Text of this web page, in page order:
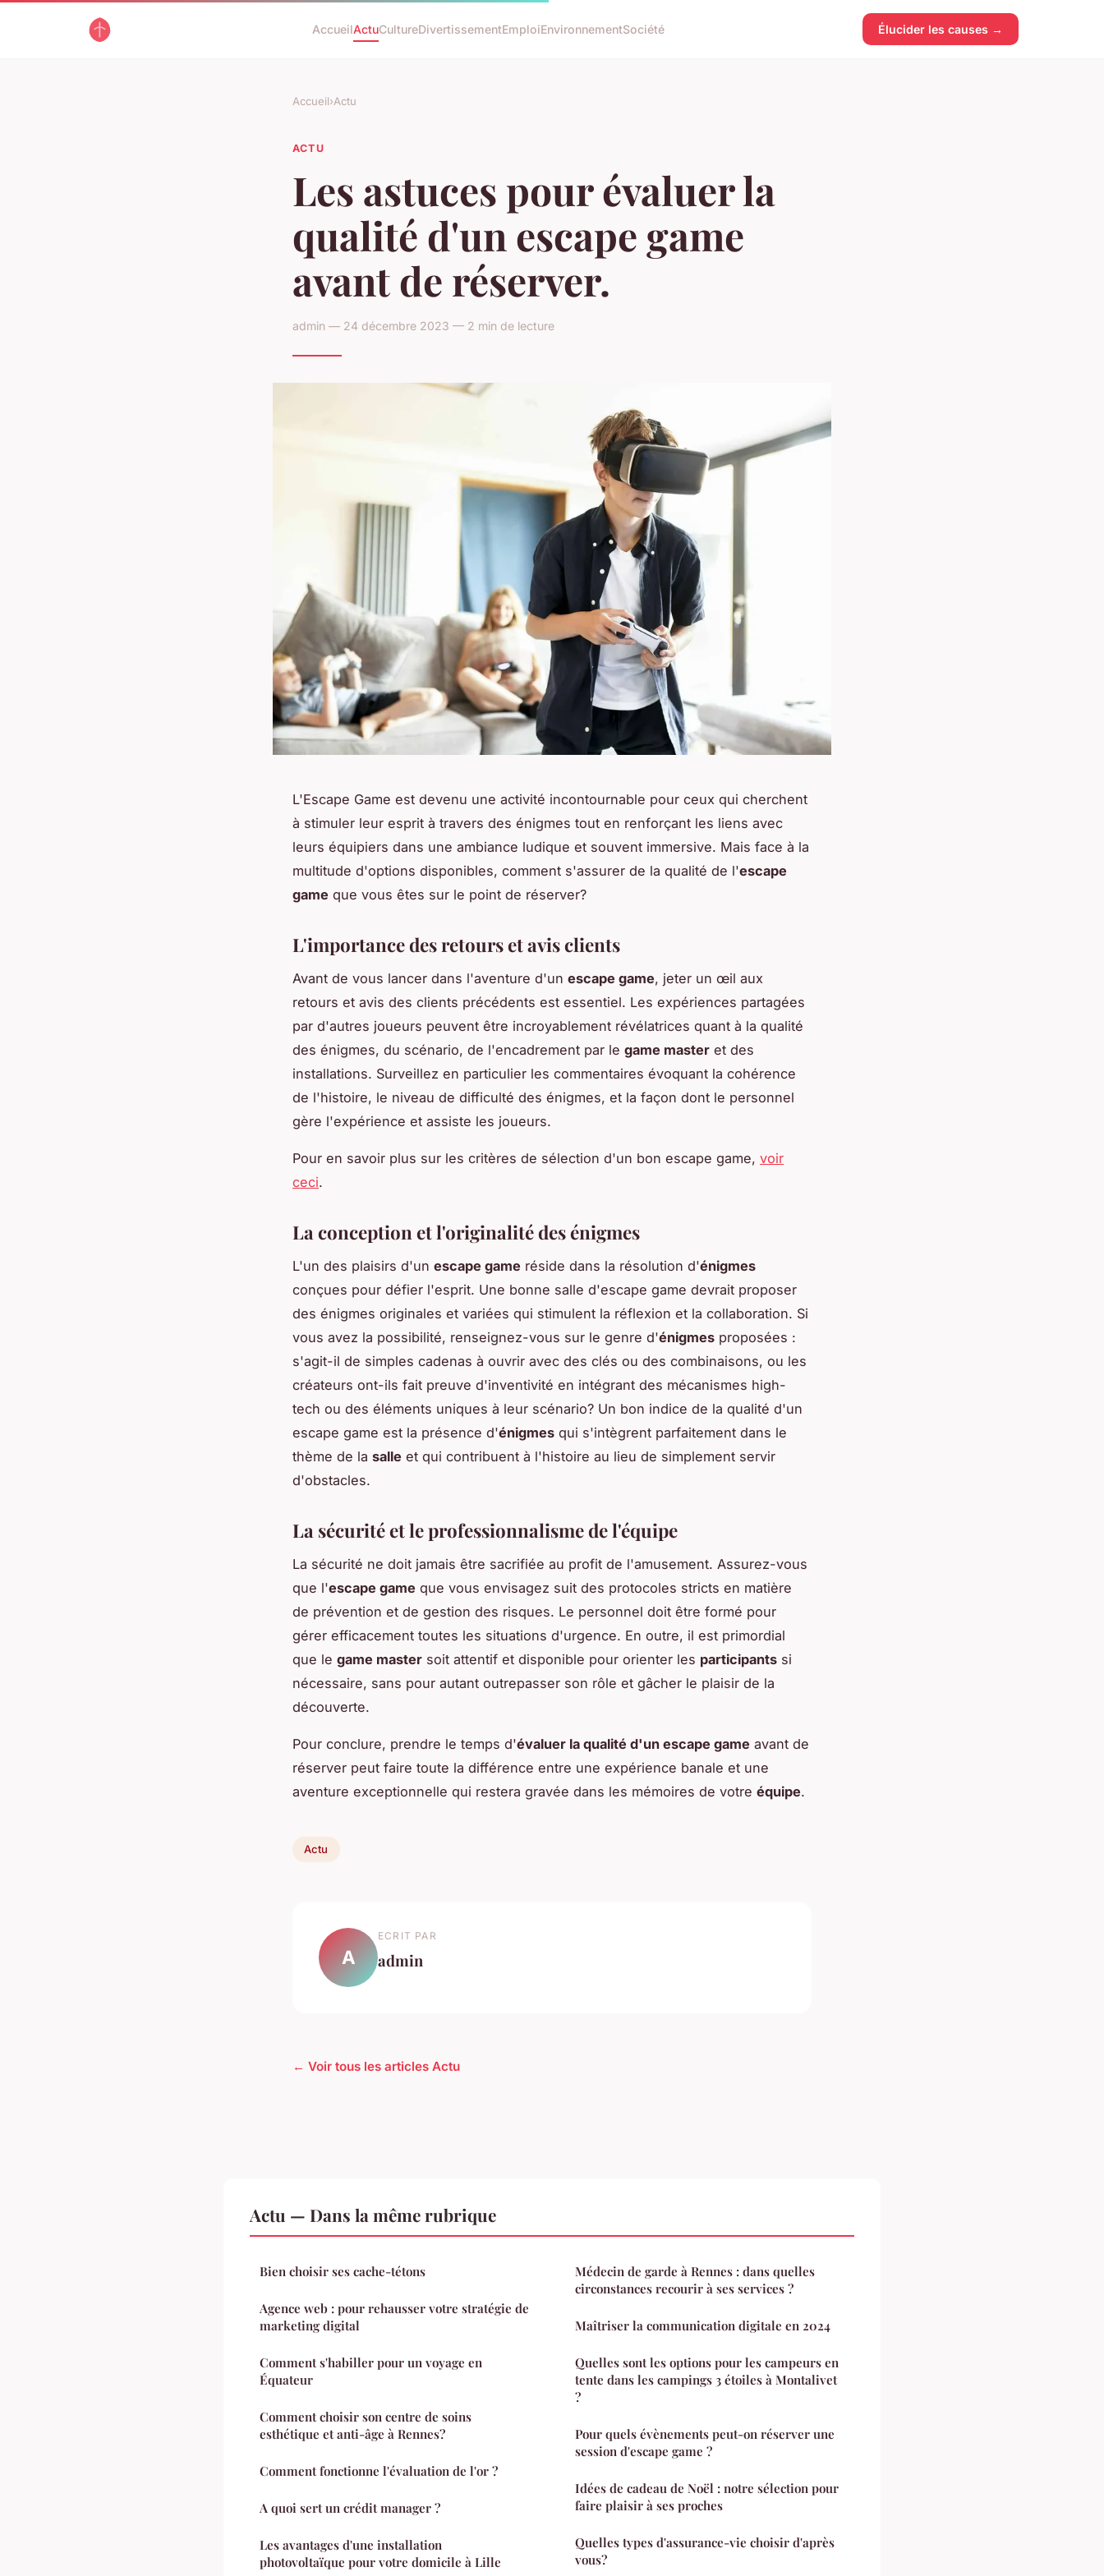
AccueilActuCultureDivertissementEmploiEnvironnementSociété Élucider les causes →
Accueil›Actu
ACTU
Les astuces pour évaluer la
qualité d'un escape game
avant de réserver.
admin — 24 décembre 2023 — 2 min de lecture
L'Escape Game est devenu une activité incontournable pour ceux qui cherchent
à stimuler leur esprit à travers des énigmes tout en renforçant les liens avec
leurs équipiers dans une ambiance ludique et souvent immersive. Mais face à la
multitude d'options disponibles, comment s'assurer de la qualité de l'escape
game que vous êtes sur le point de réserver?
L'importance des retours et avis clients
Avant de vous lancer dans l'aventure d'un escape game, jeter un œil aux
retours et avis des clients précédents est essentiel. Les expériences partagées
par d'autres joueurs peuvent être incroyablement révélatrices quant à la qualité
des énigmes, du scénario, de l'encadrement par le game master et des
installations. Surveillez en particulier les commentaires évoquant la cohérence
de l'histoire, le niveau de difficulté des énigmes, et la façon dont le personnel
gère l'expérience et assiste les joueurs.
Pour en savoir plus sur les critères de sélection d'un bon escape game, voir
ceci.
La conception et l'originalité des énigmes
L'un des plaisirs d'un escape game réside dans la résolution d'énigmes
conçues pour défier l'esprit. Une bonne salle d'escape game devrait proposer
des énigmes originales et variées qui stimulent la réflexion et la collaboration. Si
vous avez la possibilité, renseignez-vous sur le genre d'énigmes proposées :
s'agit-il de simples cadenas à ouvrir avec des clés ou des combinaisons, ou les
créateurs ont-ils fait preuve d'inventivité en intégrant des mécanismes high-
tech ou des éléments uniques à leur scénario? Un bon indice de la qualité d'un
escape game est la présence d'énigmes qui s'intègrent parfaitement dans le
thème de la salle et qui contribuent à l'histoire au lieu de simplement servir
d'obstacles.
La sécurité et le professionnalisme de l'équipe
La sécurité ne doit jamais être sacrifiée au profit de l'amusement. Assurez-vous
que l'escape game que vous envisagez suit des protocoles stricts en matière
de prévention et de gestion des risques. Le personnel doit être formé pour
gérer efficacement toutes les situations d'urgence. En outre, il est primordial
que le game master soit attentif et disponible pour orienter les participants si
nécessaire, sans pour autant outrepasser son rôle et gâcher le plaisir de la
découverte.
Pour conclure, prendre le temps d'évaluer la qualité d'un escape game avant de
réserver peut faire toute la différence entre une expérience banale et une
aventure exceptionnelle qui restera gravée dans les mémoires de votre équipe.
Actu
A
ECRIT PAR
admin
← Voir tous les articles Actu
Actu — Dans la même rubrique
Bien choisir ses cache-tétons
Agence web : pour rehausser votre stratégie de
marketing digital
Comment s'habiller pour un voyage en
Équateur
Comment choisir son centre de soins
esthétique et anti-âge à Rennes?
Comment fonctionne l'évaluation de l'or ?
A quoi sert un crédit manager ?
Les avantages d'une installation
photovoltaïque pour votre domicile à Lille
Médecin de garde à Rennes : dans quelles
circonstances recourir à ses services ?
Maîtriser la communication digitale en 2024
Quelles sont les options pour les campeurs en
tente dans les campings 3 étoiles à Montalivet
?
Pour quels évènements peut-on réserver une
session d'escape game ?
Idées de cadeau de Noël : notre sélection pour
faire plaisir à ses proches
Quelles types d'assurance-vie choisir d'après
vous?